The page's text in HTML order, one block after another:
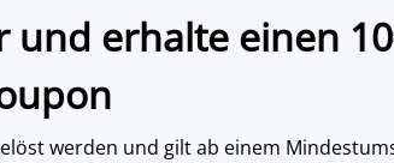
erhalte einen
werden und gilt ab einem